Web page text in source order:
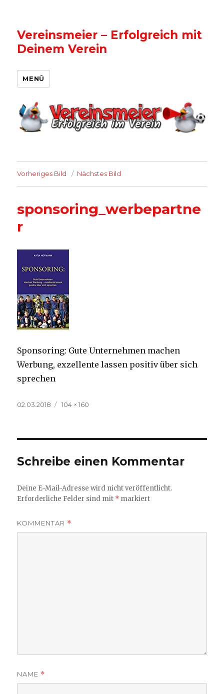
Vereinsmeier – Erfolgreich mit
Deinem Verein
MENÜ
Vorheriges Bild Nächstes Bild
sponsoring_werbepartne
r
Sponsoring: Gute Unternehmen machen
Werbung, exzellente lassen positiv über sich
sprechen
Veröffentlicht
02.03.2018
Volle
104 × 160
Schreibe einen Kommentar
Deine E-Mail-Adresse wird nicht veröffentlicht.
Erforderliche Felder sind mit * markiert
KOMMENTAR *
NAME *